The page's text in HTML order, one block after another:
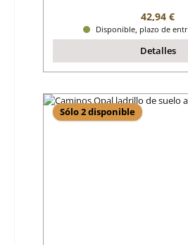
Precio
42,94 €
Disponible, plazo de
Detalles
Sólo 2 disponible